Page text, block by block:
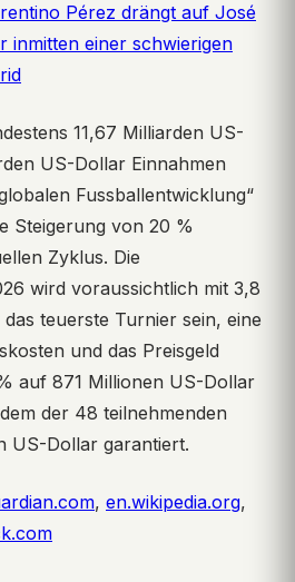
Pérez drängt auf José
inmitten einer schwierigen
11,67 Milliarden US-
US-Dollar Einnahmen
Fussballentwicklung“
Steigerung von 20 %
Zyklus. Die
wird voraussichtlich mit 3,8
teuerste Turnier sein, eine
und das Preisgeld
auf 871 Millionen US-Dollar
der 48 teilnehmenden
US-Dollar garantiert.
, en.wikipedia.org,